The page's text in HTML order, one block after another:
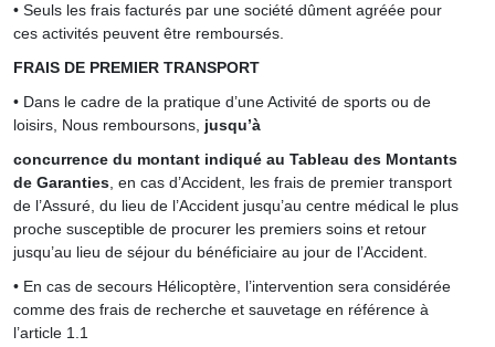
• Seuls les frais facturés par une société dûment agréée pour
ces activités peuvent être remboursés.
FRAIS DE PREMIER TRANSPORT
• Dans le cadre de la pratique d’une Activité de sports ou de
loisirs, Nous remboursons, jusqu’à
concurrence du montant indiqué au Tableau des Montants
de Garanties, en cas d’Accident, les frais de premier transport
de l’Assuré, du lieu de l’Accident jusqu’au centre médical le plus
proche susceptible de procurer les premiers soins et retour
jusqu’au lieu de séjour du bénéficiaire au jour de l’Accident.
• En cas de secours Hélicoptère, l’intervention sera considérée
comme des frais de recherche et sauvetage en référence à
l’article 1.1